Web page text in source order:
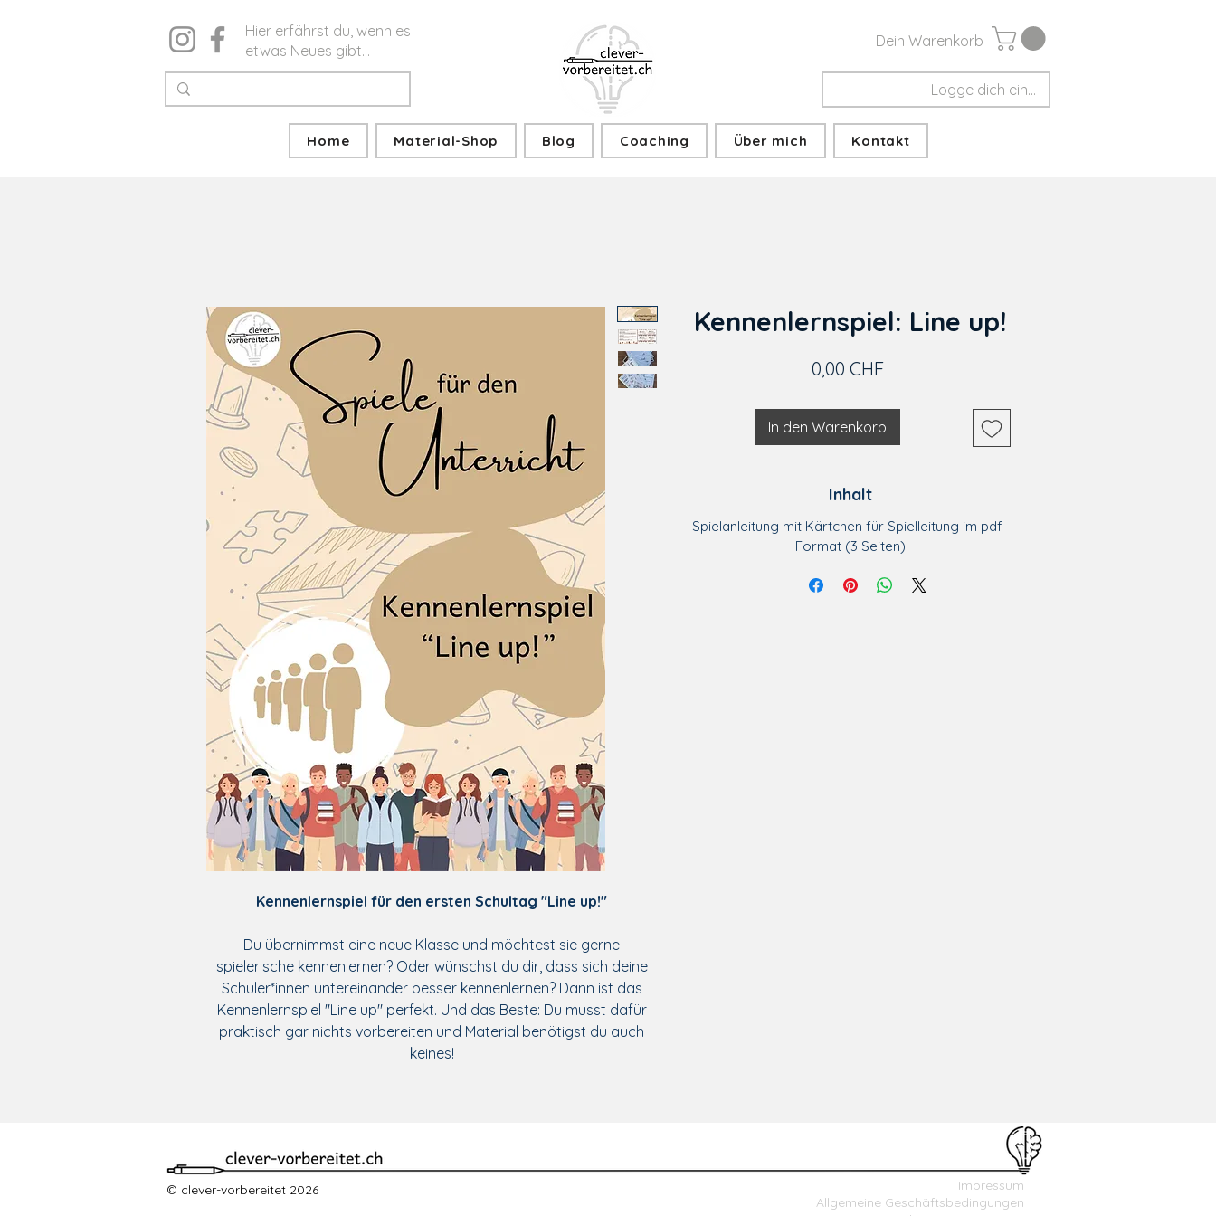
Hier erfährst du, wenn es
etwas Neues gibt...
Dein Warenkorb
Logge dich ein...
Home Material-Shop Blog Coaching Über mich Kontakt
Kennenlernspiel für den ersten Schultag "Line up!"
Du übernimmst eine neue Klasse und möchtest sie gerne
spielerische kennenlernen? Oder wünschst du dir, dass sich deine
Schüler*innen untereinander besser kennenlernen? Dann ist das
Kennenlernspiel "Line up" perfekt. Und das Beste: Du musst dafür
praktisch gar nichts vorbereiten und Material benötigst du auch
keines!
Kennenlernspiel: Line up!
0,00 CHFPreis
In den Warenkorb
Inhalt
Spielanleitung mit Kärtchen für Spielleitung im pdf-
Format (3 Seiten)
Impressum
Allgemeine Geschäftsbedingungen
© clever-vorbereitet 2026